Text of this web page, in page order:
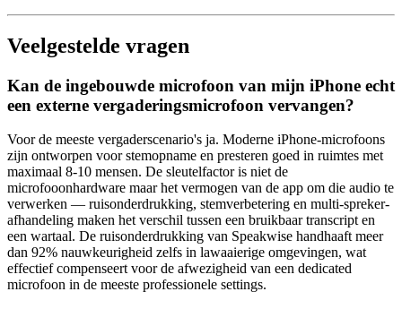
Veelgestelde vragen
Kan de ingebouwde microfoon van mijn iPhone echt
een externe vergaderingsmicrofoon vervangen?
Voor de meeste vergaderscenario's ja. Moderne iPhone-microfoons
zijn ontworpen voor stemopname en presteren goed in ruimtes met
maximaal 8-10 mensen. De sleutelfactor is niet de
microfooonhardware maar het vermogen van de app om die audio te
verwerken — ruisonderdrukking, stemverbetering en multi-spreker-
afhandeling maken het verschil tussen een bruikbaar transcript en
een wartaal. De ruisonderdrukking van Speakwise handhaaft meer
dan 92% nauwkeurigheid zelfs in lawaaierige omgevingen, wat
effectief compenseert voor de afwezigheid van een dedicated
microfoon in de meeste professionele settings.